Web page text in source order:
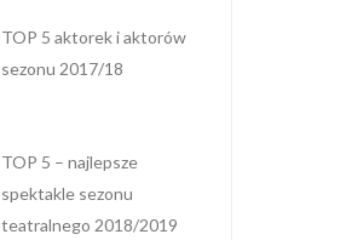
TOP 5 aktorek i aktorów
sezonu 2017/18
TOP 5 – najlepsze
spektakle sezonu
teatralnego 2018/2019